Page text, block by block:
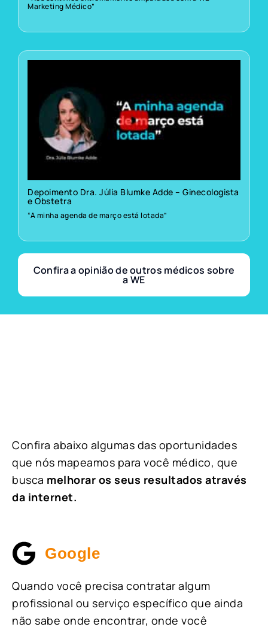
Marketing Médico”
Depoimento Dra. Júlia Blumke Adde – Ginecologista
e Obstetra
“A minha agenda de março está lotada”
Confira a opinião de outros médicos sobre
a WE
Confira abaixo algumas das oportunidades
que nós mapeamos para você médico, que
busca melhorar os seus resultados através
da internet.
Google
Quando você precisa contratar algum
profissional ou serviço específico que ainda
não sabe onde encontrar, onde você